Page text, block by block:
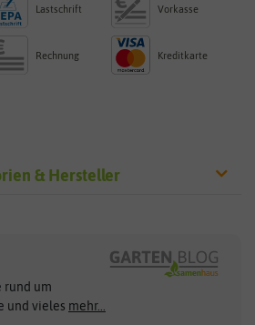
Lastschrift Vorkasse
Rechnung Kreditkarte
& Hersteller
Clever Pots
COMPO
rund um
und vieles mehr...